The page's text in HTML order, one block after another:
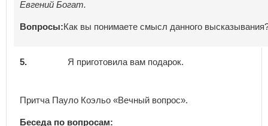
Евгений Богат.
Вопросы:Как вы понимаете смысл данного
5. Я приготовила вам подарок.
Притча Пауло Коэльо «Вечный вопрос».
Беседа по вопросам: